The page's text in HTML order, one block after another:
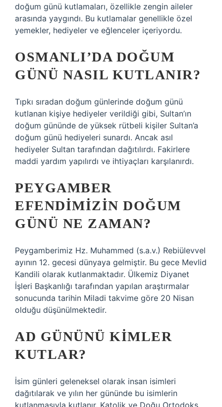
doğum günü kutlamaları, özellikle zengin aileler
arasında yaygındı. Bu kutlamalar genellikle özel
yemekler, hediyeler ve eğlenceler içeriyordu.
OSMANLI’DA DOĞUM
GÜNÜ NASIL KUTLANIR?
Tıpkı sıradan doğum günlerinde doğum günü
kutlanan kişiye hediyeler verildiği gibi, Sultan’ın
doğum gününde de yüksek rütbeli kişiler Sultan’a
doğum günü hediyeleri sunardı. Ancak asıl
hediyeler Sultan tarafından dağıtılırdı. Fakirlere
maddi yardım yapılırdı ve ihtiyaçları karşılanırdı.
PEYGAMBER
EFENDIMIZIN DOĞUM
GÜNÜ NE ZAMAN?
Peygamberimiz Hz. Muhammed (s.a.v.) Rebiülevvel
ayının 12. gecesi dünyaya gelmiştir. Bu gece Mevlid
Kandili olarak kutlanmaktadır. Ülkemiz Diyanet
İşleri Başkanlığı tarafından yapılan araştırmalar
sonucunda tarihin Miladi takvime göre 20 Nisan
olduğu düşünülmektedir.
AD GÜNÜNÜ KIMLER
KUTLAR?
İsim günleri geleneksel olarak insan isimleri
dağıtılarak ve yılın her gününde bu isimlerin
kutlanmasıyla kutlanır. Katolik ve Doğu Ortodoks